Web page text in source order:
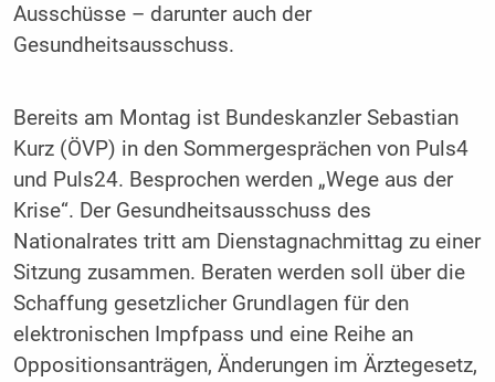
Ausschüsse – darunter auch der
Gesundheitsausschuss.
Bereits am Montag ist Bundeskanzler Sebastian
Kurz (ÖVP) in den Sommergesprächen von Puls4
und Puls24. Besprochen werden „Wege aus der
Krise“. Der Gesundheitsausschuss des
Nationalrates tritt am Dienstagnachmittag zu einer
Sitzung zusammen. Beraten werden soll über die
Schaffung gesetzlicher Grundlagen für den
elektronischen Impfpass und eine Reihe an
Oppositionsanträgen, Änderungen im Ärztegesetz,